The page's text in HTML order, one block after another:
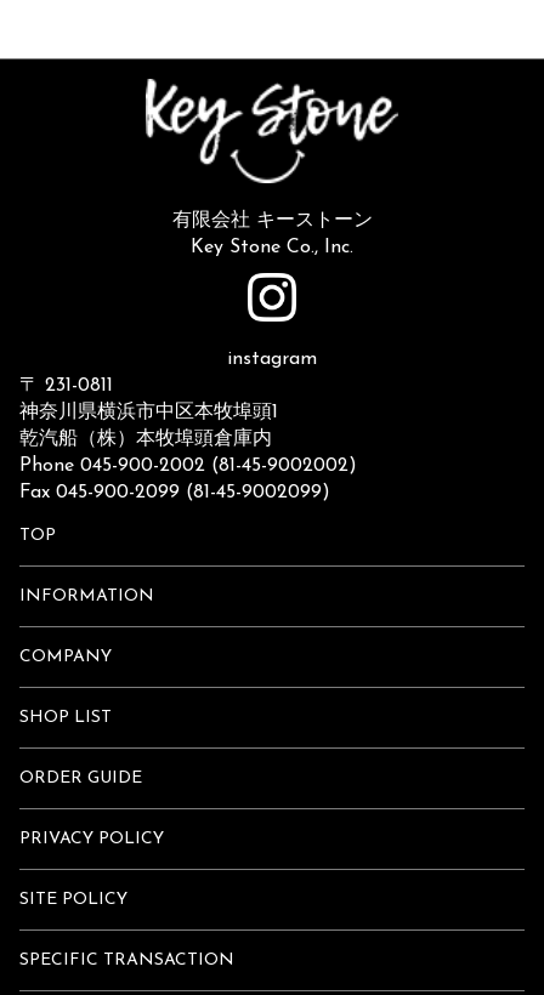
有限会社 キーストーン
Key Stone Co., Inc.
instagram
〒 231-0811
神奈川県横浜市中区本牧埠頭1
乾汽船（株）本牧埠頭倉庫内
Phone 045-900-2002 (81-45-9002002)
Fax 045-900-2099 (81-45-9002099)
TOP
INFORMATION
COMPANY
SHOP LIST
ORDER GUIDE
PRIVACY POLICY
SITE POLICY
SPECIFIC TRANSACTION